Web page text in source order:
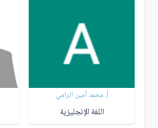
أ. محمد أمين الرامي
اللغة الإنجليزية